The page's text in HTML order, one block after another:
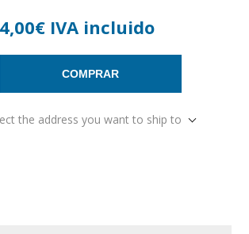
IVA incluido
COMPRAR
the address you want to ship to